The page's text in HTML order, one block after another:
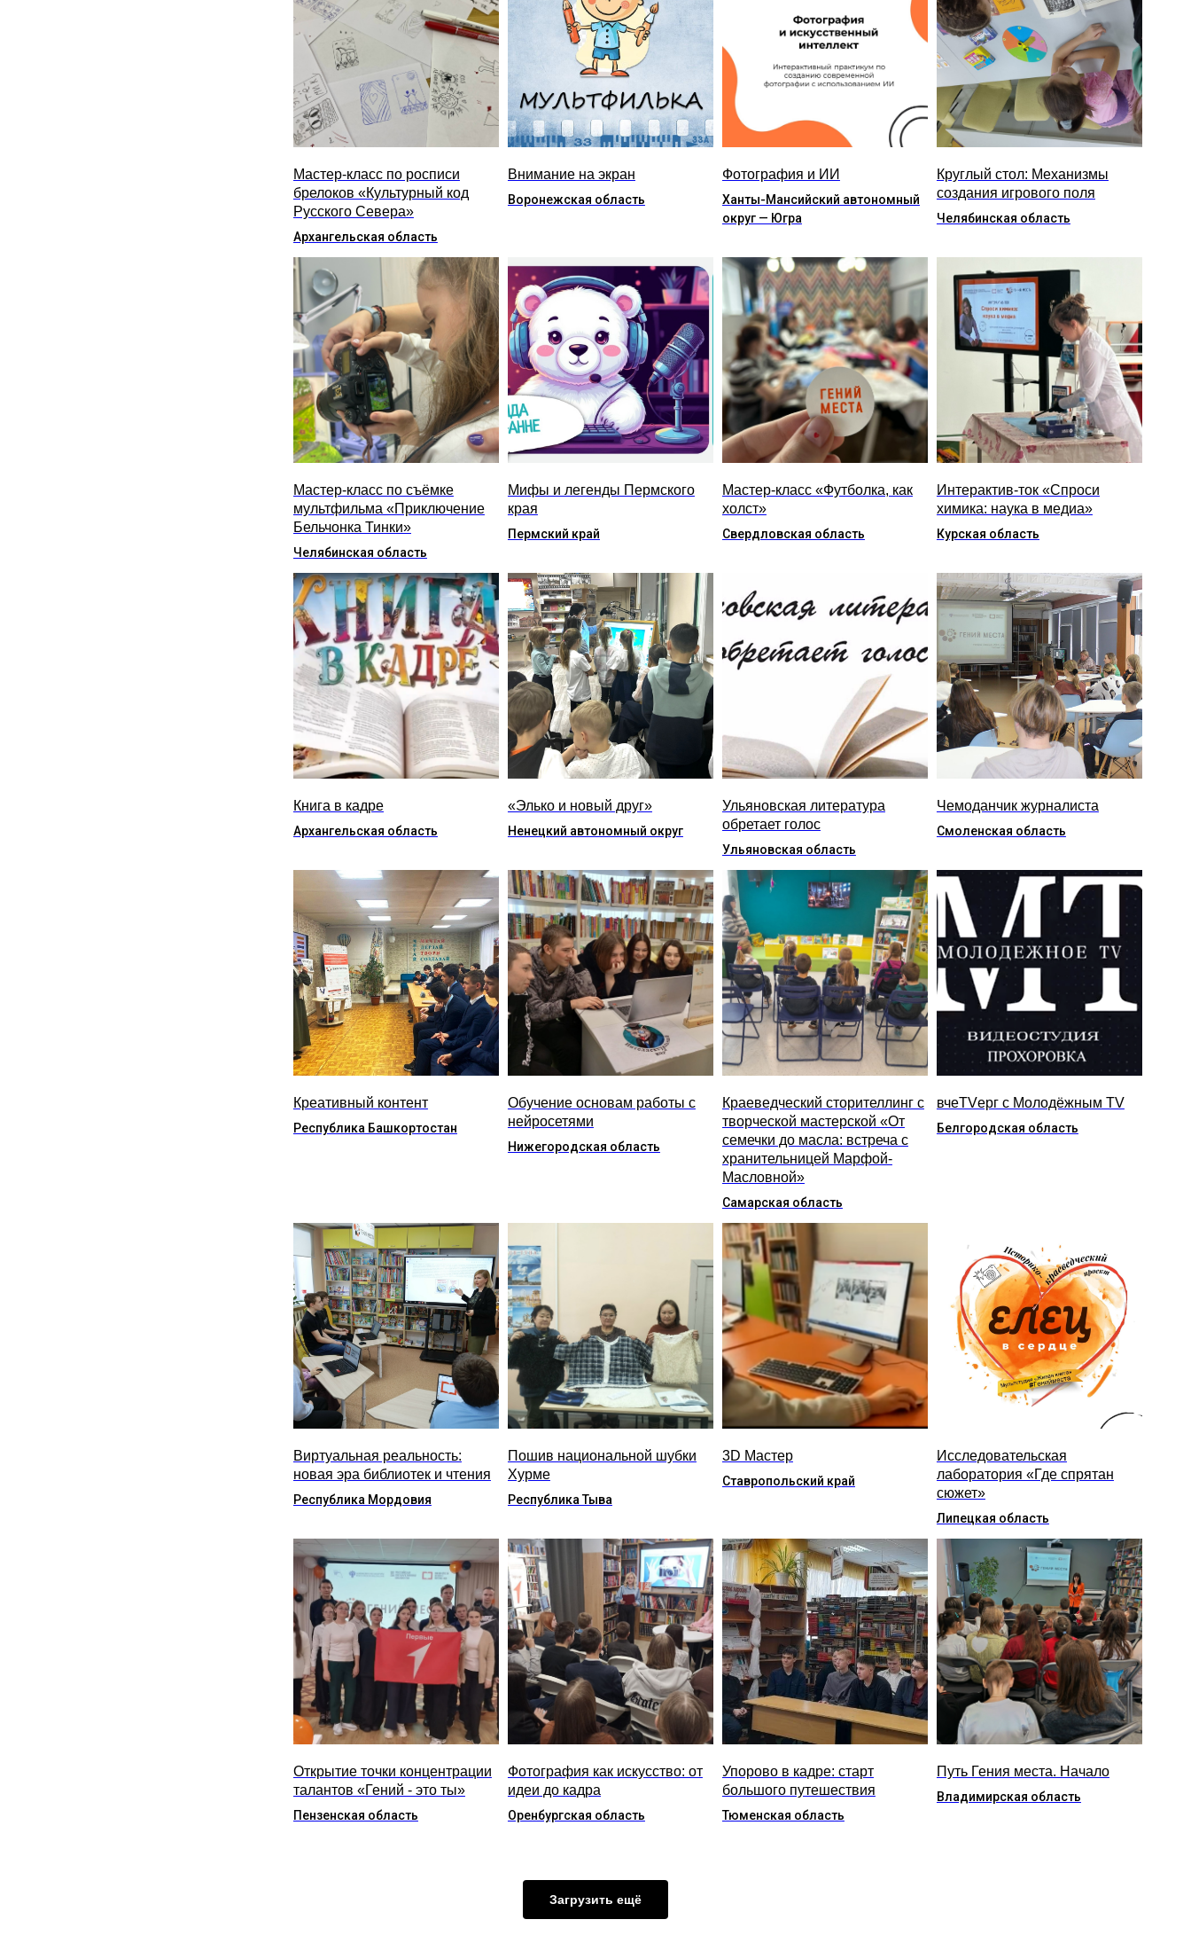
Мастер-класс по росписи
брелоков «Культурный код
Русского Севера»
Архангельская область
Внимание на экран
Воронежская область
Фотография и ИИ
Ханты-Мансийский автономный
округ — Югра
Круглый стол: Механизмы
создания игрового поля
Челябинская область
Мастер-класс по съёмке
мультфильма «Приключение
Бельчонка Тинки»
Челябинская область
Мифы и легенды Пермского
края
Пермский край
Мастер-класс «Футболка, как
холст»
Свердловская область
Интерактив-ток «Спроси
химика: наука в медиа»
Курская область
Книга в кадре
Архангельская область
«Элько и новый друг»
Ненецкий автономный округ
Ульяновская литература
обретает голос
Ульяновская область
Чемоданчик журналиста
Смоленская область
Креативный контент
Республика Башкортостан
Обучение основам работы с
нейросетями
Нижегородская область
Краеведческий сторителлинг с
творческой мастерской «От
семечки до масла: встреча с
хранительницей Марфой-
Масловной»
Самарская область
вчеTVерг с Молодёжным TV
Белгородская область
Виртуальная реальность:
новая эра библиотек и чтения
Республика Мордовия
Пошив национальной шубки
Хурме
Республика Тыва
3D Мастер
Ставропольский край
Исследовательская
лаборатория «Где спрятан
сюжет»
Липецкая область
Открытие точки концентрации
талантов «Гений - это ты»
Пензенская область
Фотография как искусство: от
идеи до кадра
Оренбургская область
Упорово в кадре: старт
большого путешествия
Тюменская область
Путь Гения места. Начало
Владимирская область
Загрузить ещё